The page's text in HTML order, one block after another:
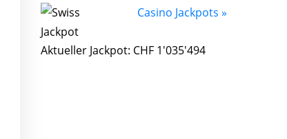
Casino Jackpots »
Aktueller Jackpot: CHF 1'035'494